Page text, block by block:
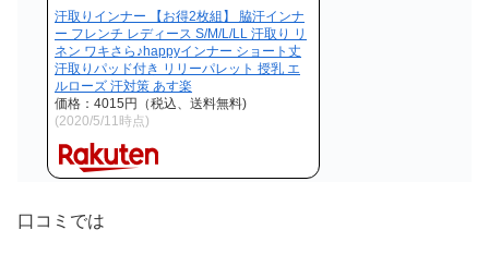
汗取りインナー 【お得2枚組】 脇汗インナ
ー フレンチ レディース S/M/L/LL 汗取り リ
ネン ワキさら♪happyインナー ショート丈
汗取りパッド付き リリーパレット 授乳 エ
ルローズ 汗対策 あす楽
価格：4015円（税込、送料無料)
(2020/5/11時点)
口コミでは